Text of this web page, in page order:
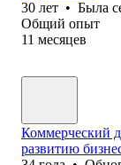
30 лет • Была
Общий опыт
11 месяцев
Коммерческий
развитию